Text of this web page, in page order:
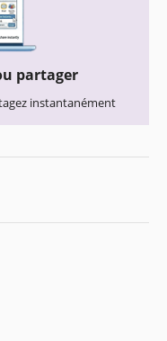
partager
instantanément